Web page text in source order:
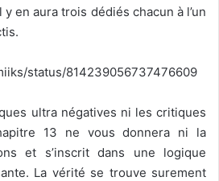
y en aura trois dédiés chacun à l’un
status/814239056737476609
ultra négatives ni les critiques
13 ne vous donnera ni la
et s’inscrit dans une logique
La vérité se trouve surement